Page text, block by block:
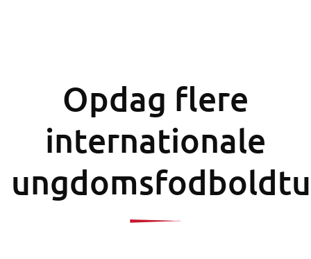
Opdag flere
internationale